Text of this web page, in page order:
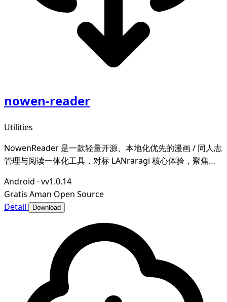
nowen-reader
Utilities
NowenReader 是一款轻量开源、本地化优先的漫画 / 同人志
管理与阅读一体化工具，对标 LANraragi 核心体验，聚焦本
画爱好者打造私域、可控、高效的个人漫画图书馆。
Android · vv1.0.14
Gratis Aman Open Source
Detail
Download